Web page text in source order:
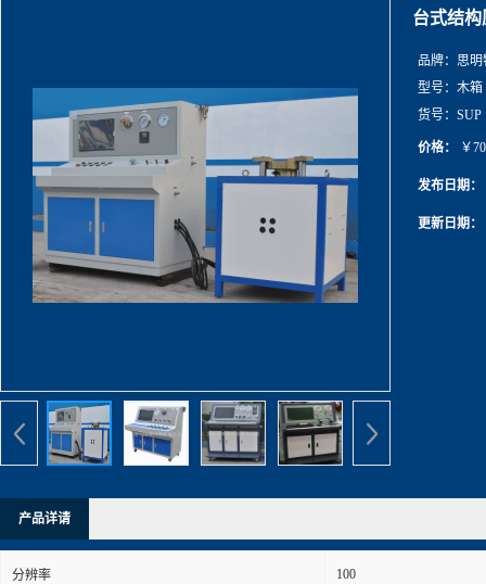
台式结
品牌： 思明
型号： 木箱
货号： SUP
价格： ￥
发布日期：
更新日期：
产品详请
分辨率 100